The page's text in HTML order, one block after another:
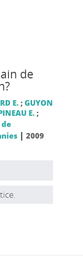
de
E.; GUYON
E.;
de
| 2009